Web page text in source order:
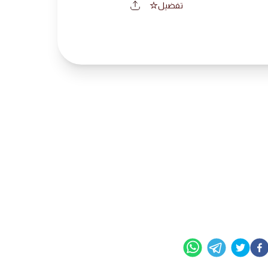
تفضيل